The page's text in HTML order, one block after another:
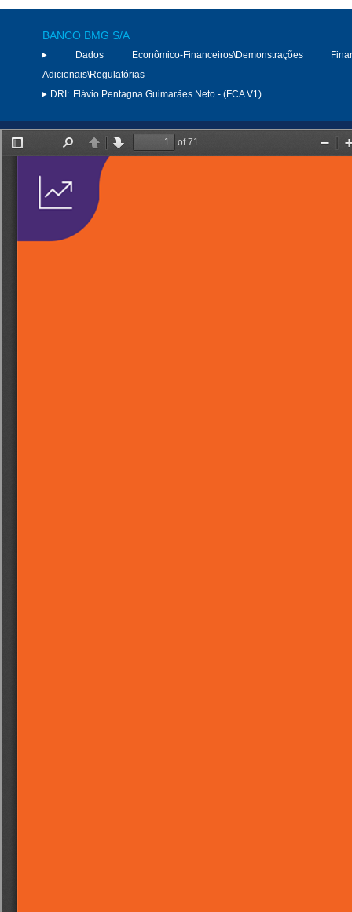
BANCO BMG S/A
Dados Econômico-Financeiros\Demonstrações
Adicionais\Regulatórias
DRI: Flávio Pentagna Guimarães Neto - (FCA V1)